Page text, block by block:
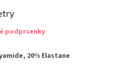
podprsenky
20% Elastane